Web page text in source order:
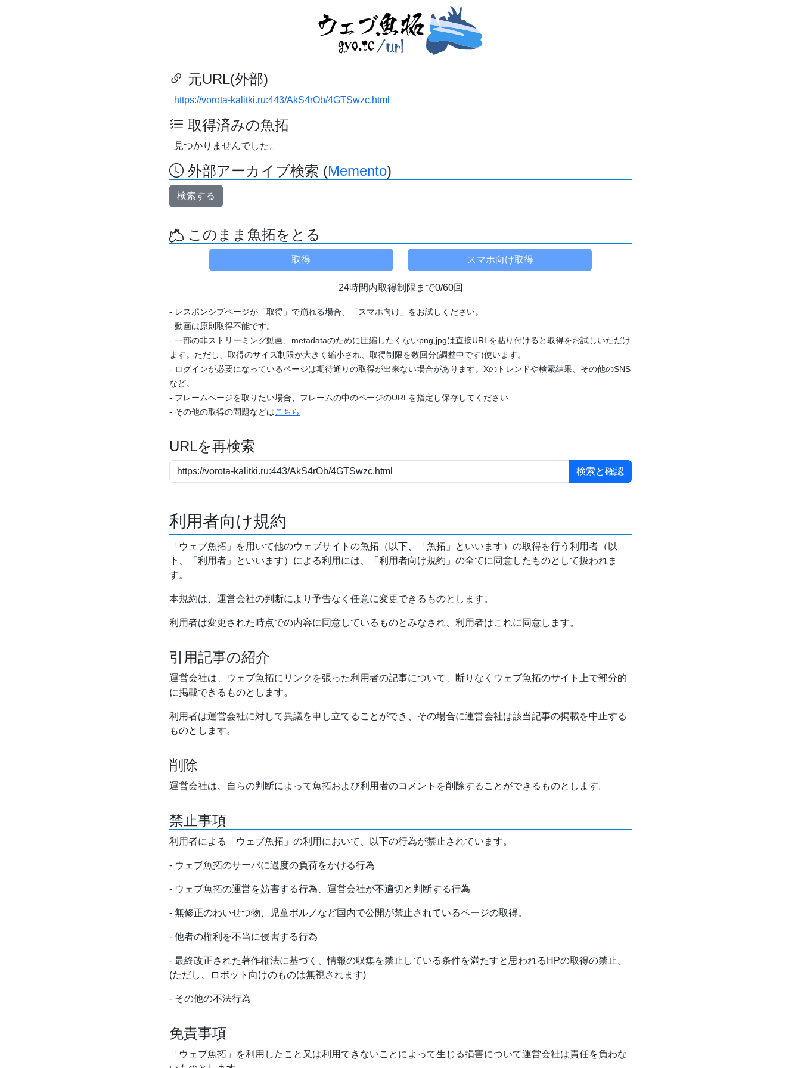
元URL(外部)
https://vorota-kalitki.ru:443/AkS4rOb/4GTSwzc.html
取得済みの魚拓
見つかりませんでした。
外部アーカイブ検索 (Memento)
検索する
このまま魚拓をとる
24時間内取得制限まで0/60回
- レスポンシブページが「取得」で崩れる場合、「スマホ向け」をお試しください。
- 動画は原則取得不能です。
- 一部の非ストリーミング動画、metadataのために圧縮したくないpng,jpgは直接URLを貼り付けると取得をお試しいただけ
ます。ただし、取得のサイズ制限が大きく縮小され、取得制限を数回分(調整中です)使います。
- ログインが必要になっているページは期待通りの取得が出来ない場合があります。Xのトレンドや検索結果、その他のSNS
など。
- フレームページを取りたい場合、フレームの中のページのURLを指定し保存してください
- その他の取得の問題などはこちら
URLを再検索
利用者向け規約
「ウェブ魚拓」を用いて他のウェブサイトの魚拓（以下、「魚拓」といいます）の取得を行う利用者（以
下、「利用者」といいます）による利用には、「利用者向け規約」の全てに同意したものとして扱われま
す。
本規約は、運営会社の判断により予告なく任意に変更できるものとします。
利用者は変更された時点での内容に同意しているものとみなされ、利用者はこれに同意します。
引用記事の紹介
運営会社は、ウェブ魚拓にリンクを張った利用者の記事について、断りなくウェブ魚拓のサイト上で部分的
に掲載できるものとします。
利用者は運営会社に対して異議を申し立てることができ、その場合に運営会社は該当記事の掲載を中止する
ものとします。
削除
運営会社は、自らの判断によって魚拓および利用者のコメントを削除することができるものとします。
禁止事項
利用者による「ウェブ魚拓」の利用において、以下の行為が禁止されています。
- ウェブ魚拓のサーバに過度の負荷をかける行為
- ウェブ魚拓の運営を妨害する行為、運営会社が不適切と判断する行為
- 無修正のわいせつ物、児童ポルノなど国内で公開が禁止されているページの取得。
- 他者の権利を不当に侵害する行為
- 最終改正された著作権法に基づく、情報の収集を禁止している条件を満たすと思われるHPの取得の禁止。
(ただし、ロボット向けのものは無視されます)
- その他の不法行為
免責事項
「ウェブ魚拓」を利用したこと又は利用できないことによって生じる損害について運営会社は責任を負わな